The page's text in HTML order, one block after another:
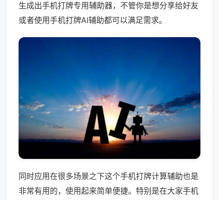
生成出手机打牌专用辅助器，不管你是想分享给好友
或者使用手机打牌AI辅助都可以满足需求。
同时应用在很多场景之下这个手机打牌计算辅助也是
非常有用的，使用起来简单便捷。特别是在大家手机